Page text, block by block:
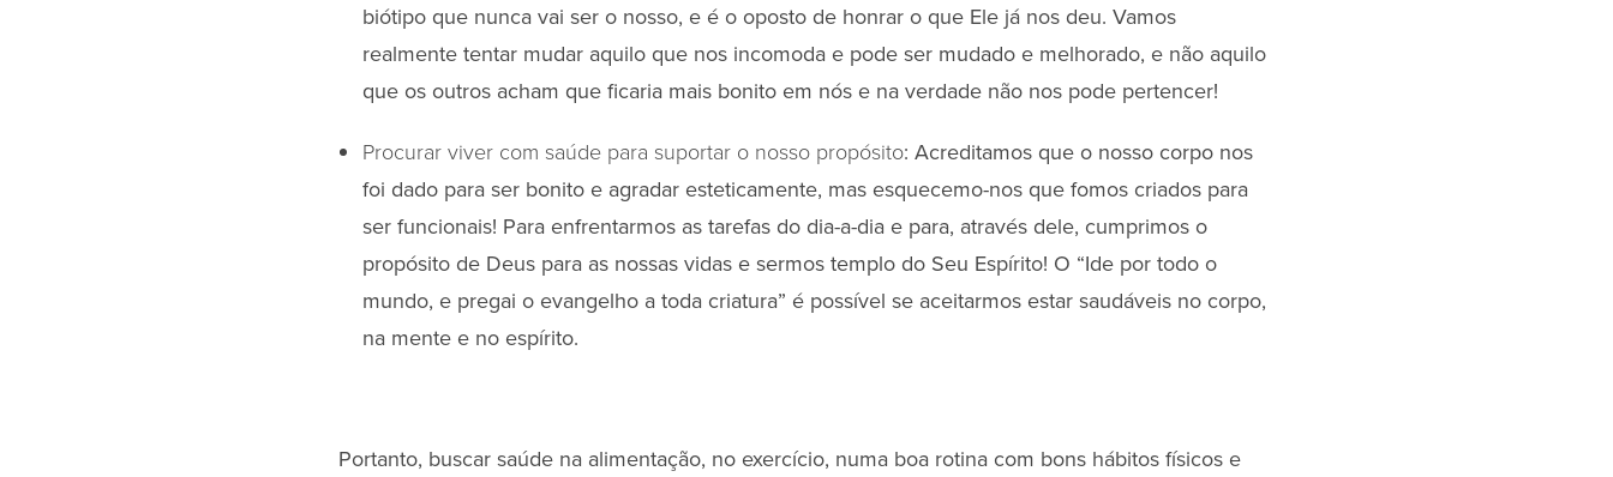
biótipo que nunca vai ser o nosso, e é o oposto de honrar o que Ele já nos deu. Vamos
realmente tentar mudar aquilo que nos incomoda e pode ser mudado e melhorado, e não aquilo
que os outros acham que ficaria mais bonito em nós e na verdade não nos pode pertencer!
Procurar viver com saúde para suportar o nosso propósito: Acreditamos que o nosso corpo nos
foi dado para ser bonito e agradar esteticamente, mas esquecemo-nos que fomos criados para
ser funcionais! Para enfrentarmos as tarefas do dia-a-dia e para, através dele, cumprimos o
propósito de Deus para as nossas vidas e sermos templo do Seu Espírito! O “Ide por todo o
mundo, e pregai o evangelho a toda criatura” é possível se aceitarmos estar saudáveis no corpo,
na mente e no espírito.
Portanto, buscar saúde na alimentação, no exercício, numa boa rotina com bons hábitos físicos e